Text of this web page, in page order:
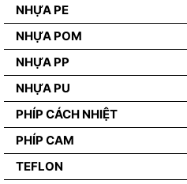
NHỰA PE
NHỰA POM
NHỰA PP
NHỰA PU
PHÍP CÁCH NHIỆT
PHÍP CAM
TEFLON